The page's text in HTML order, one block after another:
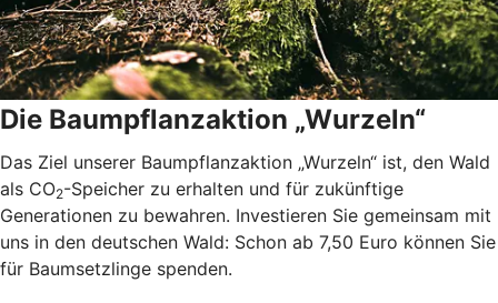
Die Baumpflanzaktion „Wurzeln“
Das Ziel unserer Baumpflanzaktion „Wurzeln“ ist, den Wald
als CO2-Speicher zu erhalten und für zukünftige
Generationen zu bewahren. Investieren Sie gemeinsam mit
uns in den deutschen Wald: Schon ab 7,50 Euro können Sie
für Baumsetzlinge spenden.